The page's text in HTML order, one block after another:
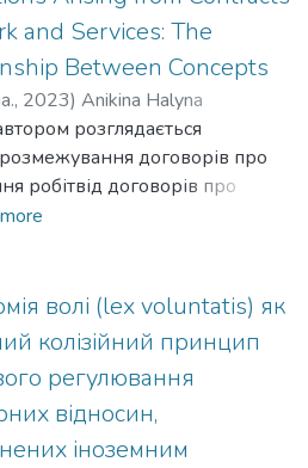
and Services: The
Between Concepts
2023) Anikina Halyna
;Анікіна Галина
розглядається
договорів про
робітвід договорів про
З’ясовано, що на
приділяється
уваги диференціації
про виконання робіт та
про надання послуг.
на окреме правове
в юридичній літературі
досить часто підрядні
волі (lex voluntatis) як
колізійний принцип
регулювання
відносин,
іноземним